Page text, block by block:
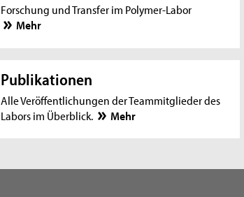
Forschung und Transfer im Polymer-Labor
Mehr
Publikationen
Alle Veröffentlichungen der Teammitglieder des
Labors im Überblick.
Mehr